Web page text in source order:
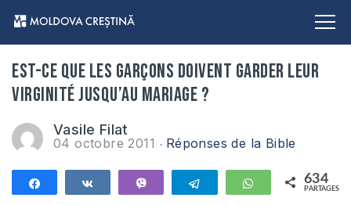
Est-ce que les garçons doivent garder leur
virginité jusqu’au mariage ?
Vasile Filat
04 octobre 2011 Réponses de la Bible
Partagez Partagez Telegram WhatsApp
634
PARTAGES